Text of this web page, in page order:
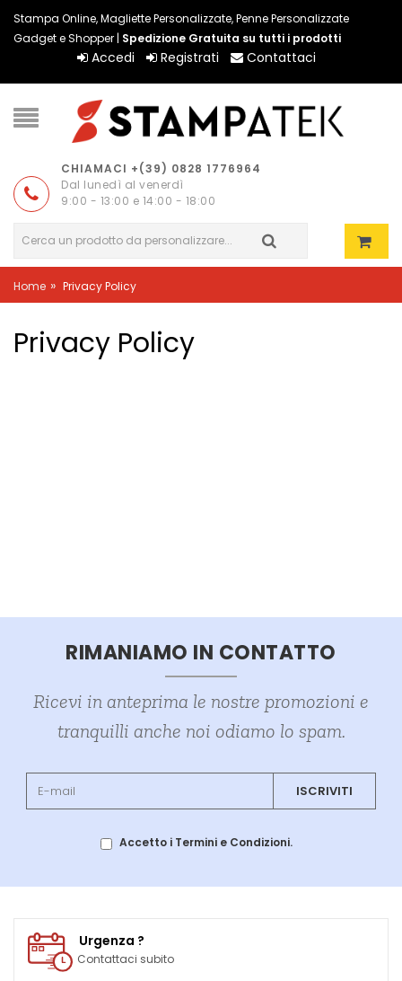
Stampa Online, Magliette Personalizzate, Penne Personalizzate
Gadget e Shopper | Spedizione Gratuita su tutti i prodotti
Accedi Registrati Contattaci
CHIAMACI +(39) 0828 1776964
Dal lunedì al venerdì
9:00 - 13:00 e 14:00 - 18:00
Home » Privacy Policy
Privacy Policy
RIMANIAMO IN CONTATTO
Ricevi in anteprima le nostre promozioni e
tranquilli anche noi odiamo lo spam.
ISCRIVITI
Accetto i Termini e Condizioni.
Urgenza ?
Contattaci subito